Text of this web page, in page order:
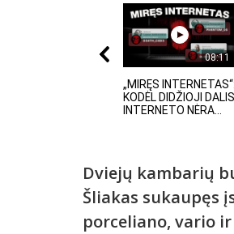
08:11
„MIRĘS INTERNETAS“:
KODĖL DIDŽIOJI DALIS
INTERNETO NĖRA...
Dviejų kambarių
Šliakas sukaupęs
porceliano, vario